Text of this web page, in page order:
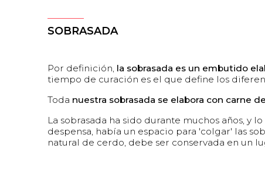
SOBRASADA
Por definición, la sobrasada es un embutido
tiempo de curación es el que define los
Toda nuestra sobrasada se elabora con carne
La sobrasada ha sido durante muchos años,
despensa, había un espacio para 'colgar' las
natural de cerdo, debe ser conservada en un